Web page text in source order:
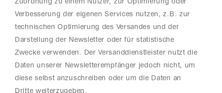
Zuordnung zu einem Nutzer, zur Optimierung oder
Verbesserung der eigenen Services nutzen, z.B. zur
technischen Optimierung des Versandes und der
Darstellung der Newsletter oder für statistische
Zwecke verwenden. Der Versanddienstleister nutzt die
Daten unserer Newsletterempfänger jedoch nicht, um
diese selbst anzuschreiben oder um die Daten an
Dritte weiterzugeben.